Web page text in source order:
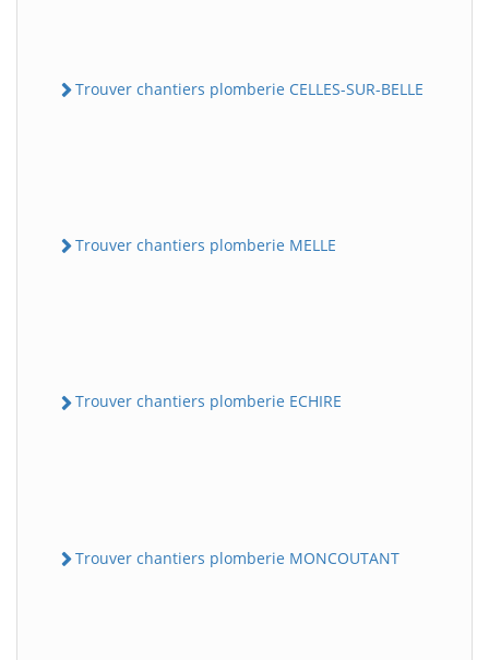
Trouver chantiers plomberie CELLES-SUR-BELLE
Trouver chantiers plomberie MELLE
Trouver chantiers plomberie ECHIRE
Trouver chantiers plomberie MONCOUTANT